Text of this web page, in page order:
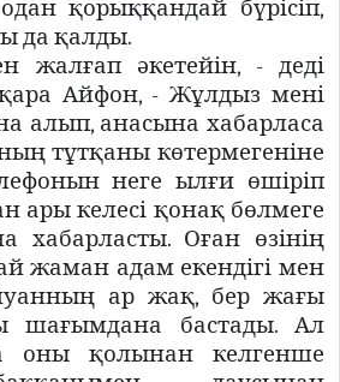
қорыққандай бүрісіп,
да қалды.
жалғап әкетейін, - деді
қара Айфон, - Жұлдыз мені
алып, анасына хабарласа
тұтқаны көтермегеніне
неге ылғи өшіріп
ары келесі қонақ бөлмеге
хабарласты. Оған өзінің
жаман адам екендігі мен
ар жақ, бер жағы
шағымдана бастады. Ал
оны қолынан келгенше